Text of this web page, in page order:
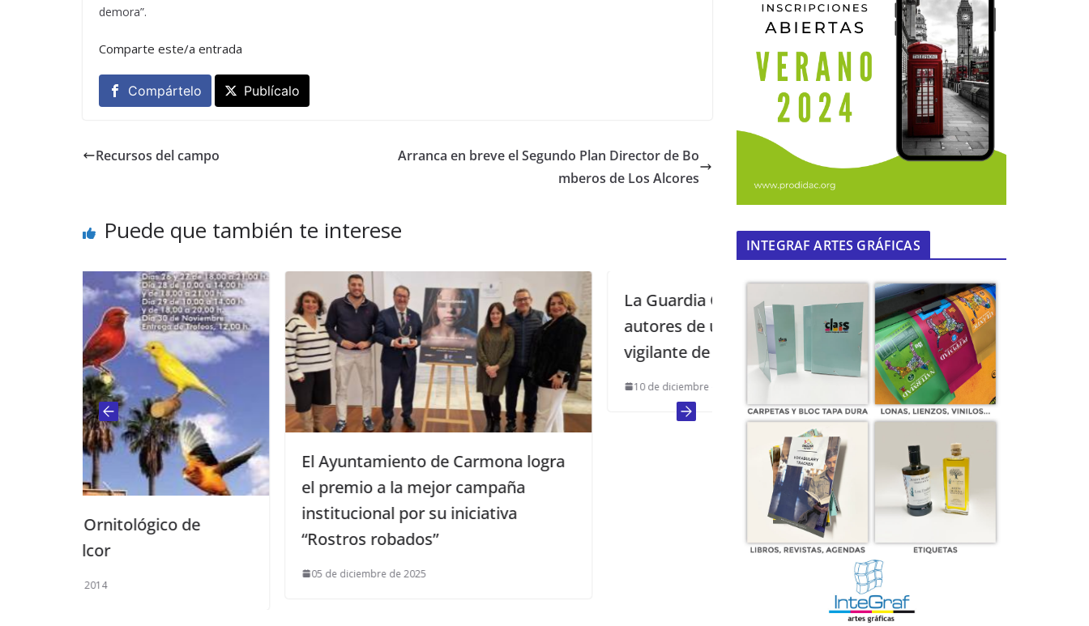
demora”.
Comparte este/a entrada
Compártelo Publícalo
Recursos del campo
Arranca en breve el Segundo Plan Director de Bo
mberos de Los Alcores
Puede que también te interese
El Ayuntamiento de Carmona logra
el premio a la mejor campaña
institucional por su iniciativa
“Rostros robados”
La Guardia Civil detiene a los
autores de una brutal agresión a un
vigilante de seguridad
10 de diciembre de 2011
XIII Concurso Ornitológico de
Mairena del Alcor
21 de noviembre de 2014
INTEGRAF ARTES GRÁFICAS